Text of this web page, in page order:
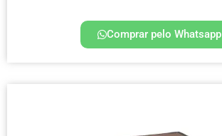
Comprar pelo Whatsapp